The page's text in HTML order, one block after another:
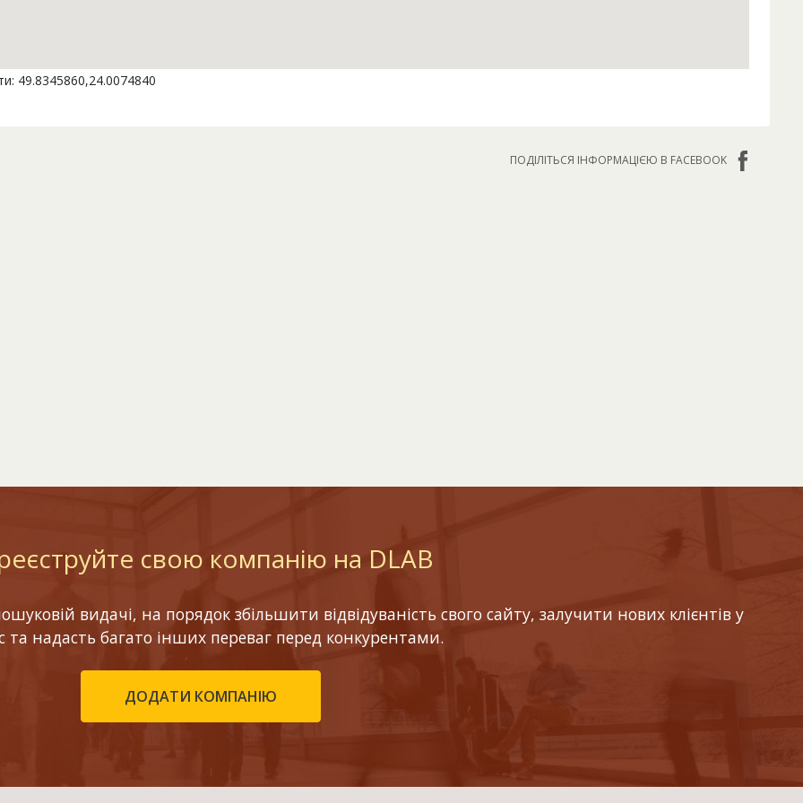
49.8345860,24.0074840
ПОДІЛІТЬСЯ ІНФОРМАЦІЄЮ В FACEBOOK
свою компанію на DLAB
видачі, на порядок збільшити відвідуваність свого сайту, залучити нових клієнтів у
та надасть багато інших переваг перед конкурентами.
ДОДАТИ КОМПАНІЮ